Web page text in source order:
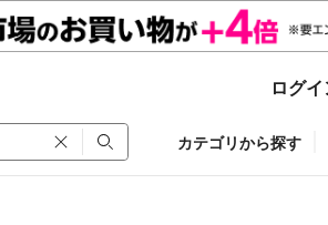
ログ
カテゴリから探す